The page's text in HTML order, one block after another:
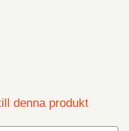
denna produkt